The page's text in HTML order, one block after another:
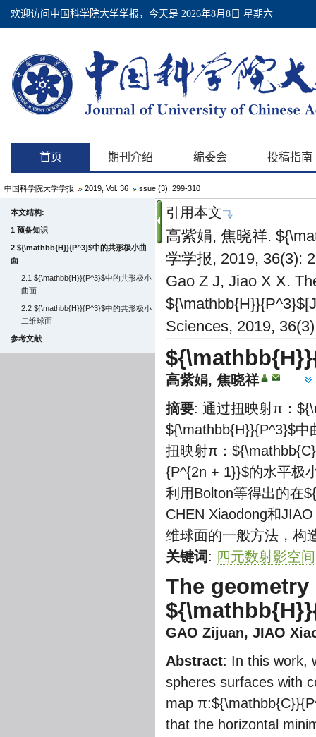
中国科学院大学学报 2019, Vol. 36 Issue (3): 299-310
本文结构:
1 预备知识
2 ${\mathbb{H}}{P^3}$中的共形极小曲
面
2.1 ${\mathbb{H}}{P^3}$中的共形极小
曲面
2.2 ${\mathbb{H}}{P^3}$中的共形极小
二维球面
参考文献
引用本文
高紫娟, 焦晓祥.
学学报, 2019, 36(3):
Gao Z J, Jiao X X.
${\mathbb{H}}{P^3}$
Sciences, 2019,
高紫娟, 焦晓祥
摘要: 通过扭映射π：
${\mathbb{H}}{P^3}$中
扭映射π：
{P^{2n + 1}}$的水平极
利用Bolton等得出的在
CHEN Xiaodong和
维球面的一般方法，构
关键词: 四元数射影空间
The
GAO Zijuan, JIAO
Abstract: In this work,
spheres surfaces with
map π:
that the horizontal